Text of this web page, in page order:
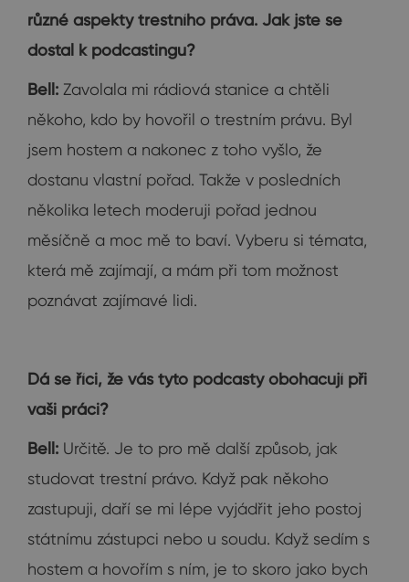
různé aspekty trestního práva. Jak jste se
dostal k podcastingu?
Bell: Zavolala mi rádiová stanice a chtěli
někoho, kdo by hovořil o trestním právu. Byl
jsem hostem a nakonec z toho vyšlo, že
dostanu vlastní pořad. Takže v posledních
několika letech moderuji pořad jednou
měsíčně a moc mě to baví. Vyberu si témata,
která mě zajímají, a mám při tom možnost
poznávat zajímavé lidi.
Dá se říci, že vás tyto podcasty obohacují při
vaši práci?
Bell: Určitě. Je to pro mě další způsob, jak
studovat trestní právo. Když pak někoho
zastupuji, daří se mi lépe vyjádřit jeho postoj
státnímu zástupci nebo u soudu. Když sedím s
hostem a hovořím s ním, je to skoro jako bych